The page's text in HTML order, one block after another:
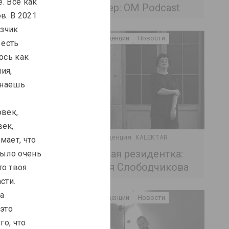
Тизер: ОM Podcast
Алесь
Кудин,
и
Резиденции Новости
Резиденция KALEKTAR
Новая резидентка:
Тоня Слободчикова
Резиденции Новости
Все как
В 2021
как
что
очень
твоя
что